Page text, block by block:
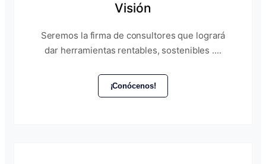
Visión
Seremos la firma de consultores que logrará
dar herramientas rentables, sostenibles ....
¡Conócenos!